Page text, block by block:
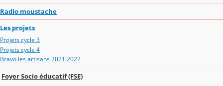
Radio moustache
Les projets
Projets cycle 3
Projets cycle 4
Bravo les artisans 2021.2022
Foyer Socio éducatif (FSE)